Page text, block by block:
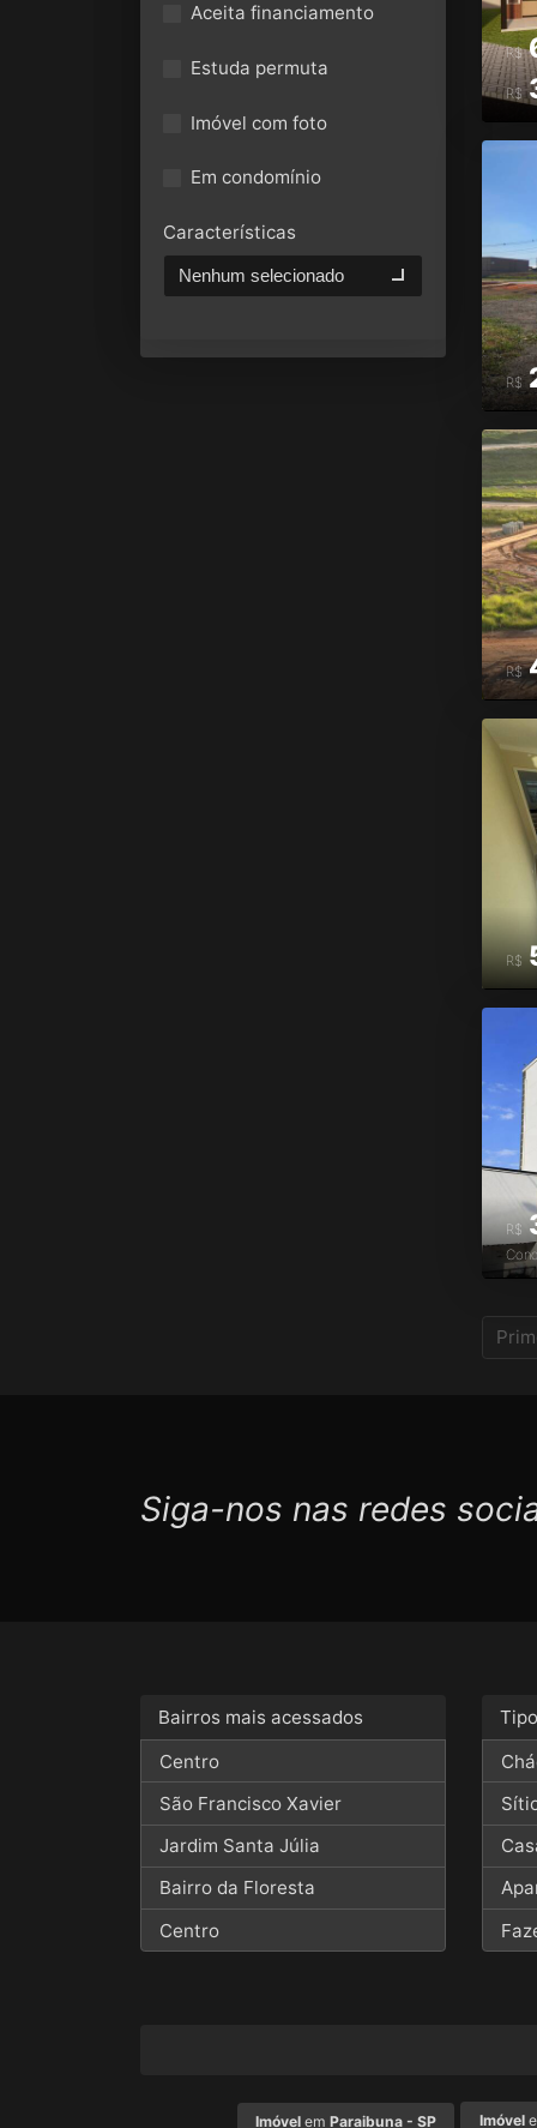
Aceita financiamento
Estuda permuta
Imóvel com foto
Em condomínio
Características
Nenhum selecionado
R$
R$
R$
R$
R$
R$
Siga-nos nas redes
Bairros mais acessados
Centro
São Francisco Xavier
Jardim Santa Júlia
Bairro da Floresta
Centro
Imóvel emParaibuna - SP Imóvel